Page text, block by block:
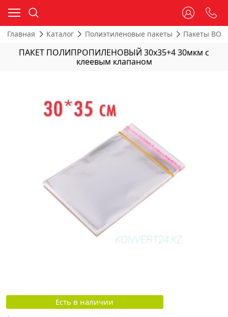
Главная Каталог Полиэтиленовые пакеты Пакеты
ПАКЕТ ПОЛИПРОПИЛЕНОВЫЙ 30x35+4 30мкм с
клеевым клапаном
Есть в наличии